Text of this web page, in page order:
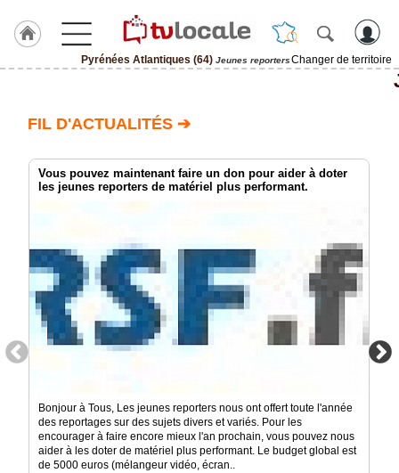
Pyrénées Atlantiques (64) Jeunes reportersChanger de territoire
Pyrénées
Atlantiques
Accueil
RUBRIQUES
Agenda
Vidéos
Médias
FIL D'ACTUALITÉS ➔
Vous pouvez maintenant faire un don pour aider à doter
les jeunes reporters de matériel plus performant.
Bonjour à Tous, Les jeunes reporters nous ont offert toute l'année
des reportages sur des sujets divers et variés. Pour les
encourager à faire encore mieux l'an prochain, vous pouvez nous
aider à les doter de matériel plus performant. Le budget global est
de 5000 euros (mélangeur vidéo, écran..